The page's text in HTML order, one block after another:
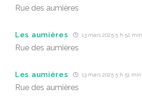
Rue des aumières
Les aumières 13 mars 2025 5 h 52 min
Rue des aumières
Les aumières 13 mars 2025 5 h 51 min
Rue des aumières